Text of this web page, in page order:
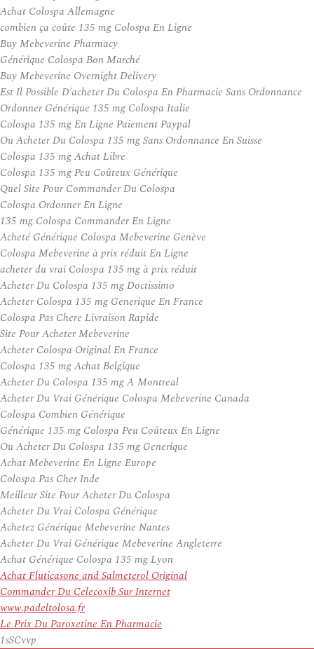
Achat Colospa Allemagne
combien ça coûte 135 mg Colospa En Ligne
Buy Mebeverine Pharmacy
Générique Colospa Bon Marché
Buy Mebeverine Overnight Delivery
Est Il Possible D’acheter Du Colospa En Pharmacie Sans Ordonnance
Ordonner Générique 135 mg Colospa Italie
Colospa 135 mg En Ligne Paiement Paypal
Ou Acheter Du Colospa 135 mg Sans Ordonnance En Suisse
Colospa 135 mg Achat Libre
Colospa 135 mg Peu Coûteux Générique
Quel Site Pour Commander Du Colospa
Colospa Ordonner En Ligne
135 mg Colospa Commander En Ligne
Acheté Générique Colospa Mebeverine Genève
Colospa Mebeverine à prix réduit En Ligne
acheter du vrai Colospa 135 mg à prix réduit
Acheter Du Colospa 135 mg Doctissimo
Acheter Colospa 135 mg Generique En France
Colospa Pas Chere Livraison Rapide
Site Pour Acheter Mebeverine
Acheter Colospa Original En France
Colospa 135 mg Achat Belgique
Acheter Du Colospa 135 mg A Montreal
Acheter Du Vrai Générique Colospa Mebeverine Canada
Colospa Combien Générique
Générique 135 mg Colospa Peu Coûteux En Ligne
Ou Acheter Du Colospa 135 mg Generique
Achat Mebeverine En Ligne Europe
Colospa Pas Cher Inde
Meilleur Site Pour Acheter Du Colospa
Acheter Du Vrai Colospa Générique
Achetez Générique Mebeverine Nantes
Acheter Du Vrai Générique Mebeverine Angleterre
Achat Générique Colospa 135 mg Lyon
Achat Fluticasone and Salmeterol Original
Commander Du Celecoxib Sur Internet
www.padeltolosa.fr
Le Prix Du Paroxetine En Pharmacie
1sSCvvp